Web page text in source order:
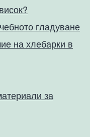
гладуване
на хлебарки в
за